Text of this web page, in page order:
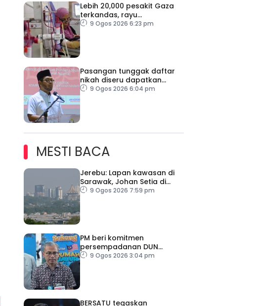
Lebih 20,000 pesakit Gaza
terkandas, rayu
pemindahan segera
9 Ogos 2026 6:23 pm
Pasangan tunggak daftar
nikah diseru dapatkan
khidmat nasihat
9 Ogos 2026 6:04 pm
MESTI BACA
Jerebu: Lapan kawasan di
Sarawak, Johan Setia di
Selangor catat IPU tidak
9 Ogos 2026 7:59 pm
PM beri komitmen
persempadanan DUN
Sarawak, minta laporan SPR
9 Ogos 2026 3:04 pm
BERSATU tegaskan